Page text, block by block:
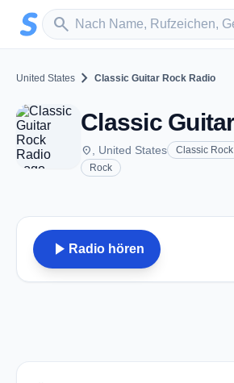
Zum Hauptinhalt springen
search
Sender suchen
United States chevron_right Classic Guitar Rock Radio
place , United States Classic Rock
Rock
play_arrow Radio hören